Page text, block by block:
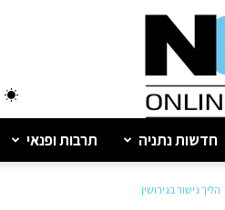
נתניה
חדשות נתניה תרבות ופנאי
הליך גישור בגירושין